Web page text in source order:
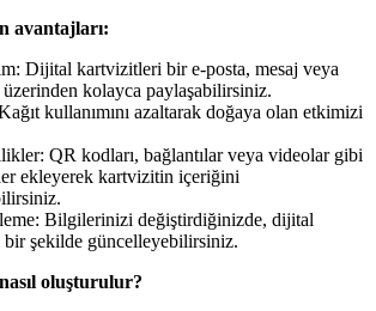
avantajları:
Dijital kartvizitleri bir e-posta, mesaj veya
kolayca paylaşabilirsiniz.
kullanımını azaltarak doğaya olan etkimizi
QR kodları, bağlantılar veya videolar gibi
ekleyerek kartvizitin içeriğini
Bilgilerinizi değiştirdiğinizde, dijital
bir şekilde güncelleyebilirsiniz.
oluşturulur?